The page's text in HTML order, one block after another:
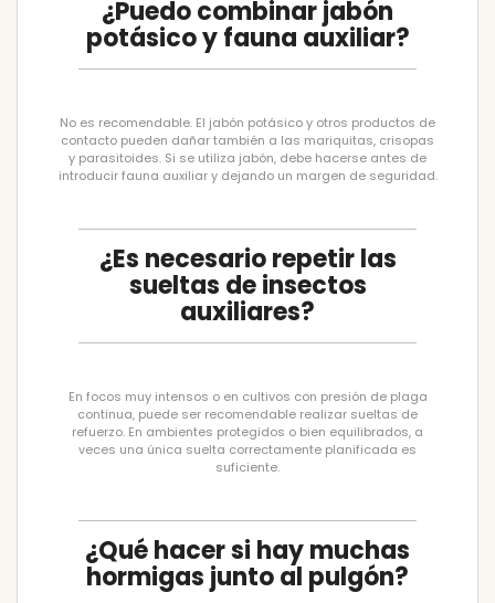
¿Puedo combinar jabón
potásico y fauna auxiliar?
No es recomendable. El jabón potásico y otros productos de
contacto pueden dañar también a las mariquitas, crisopas
y parasitoides. Si se utiliza jabón, debe hacerse antes de
introducir fauna auxiliar y dejando un margen de seguridad.
¿Es necesario repetir las
sueltas de insectos
auxiliares?
En focos muy intensos o en cultivos con presión de plaga
continua, puede ser recomendable realizar sueltas de
refuerzo. En ambientes protegidos o bien equilibrados, a
veces una única suelta correctamente planificada es
suficiente.
¿Qué hacer si hay muchas
hormigas junto al pulgón?